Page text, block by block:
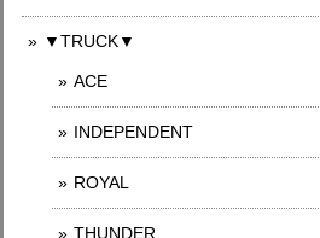
▼TRUCK▼
ACE
INDEPENDENT
ROYAL
THUNDER